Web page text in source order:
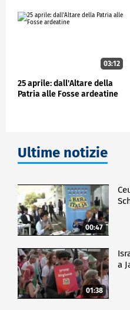
una seconda esecuzione
03:12
25 aprile: dall'Altare della
Patria alle Fosse ardeatine
Ultime notizie
00:47
01:38
a